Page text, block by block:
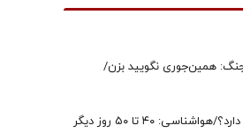
جنگ: همین‌جوری نگویید بزن/
گرمای تابستان تا کی ادامه دارد؟/هواشناسی: ۴۰ تا ۵۰ روز دیگر